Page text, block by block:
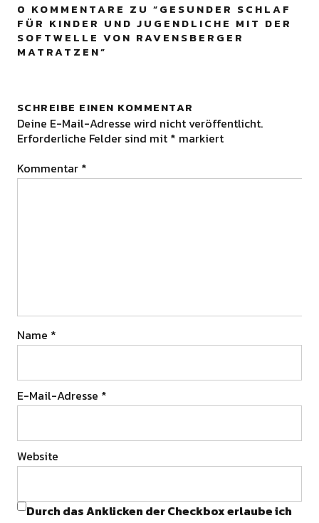
0 KOMMENTARE ZU “GESUNDER SCHLAF
FÜR KINDER UND JUGENDLICHE MIT DER
SOFTWELLE VON RAVENSBERGER
MATRATZEN”
SCHREIBE EINEN KOMMENTAR
Deine E-Mail-Adresse wird nicht veröffentlicht.
Erforderliche Felder sind mit * markiert
Kommentar *
Name *
E-Mail-Adresse *
Website
Durch das Anklicken der Checkbox erlaube ich